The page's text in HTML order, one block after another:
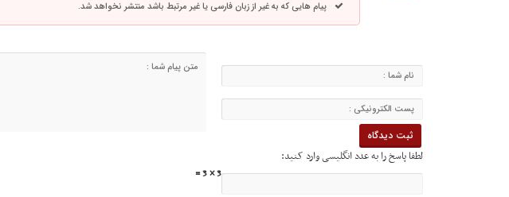
پیام هایی که به غیر از زبان فارسی یا غیر مرتبط باشد منتشر نخواهد شد.
لطفا پاسخ را به عدد انگلیسی وارد کنید:
3 × 3 =